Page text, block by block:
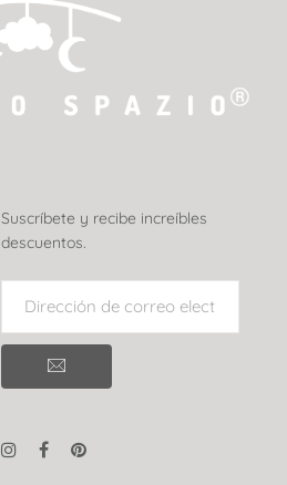
Suscríbete y recibe increíbles
descuentos.